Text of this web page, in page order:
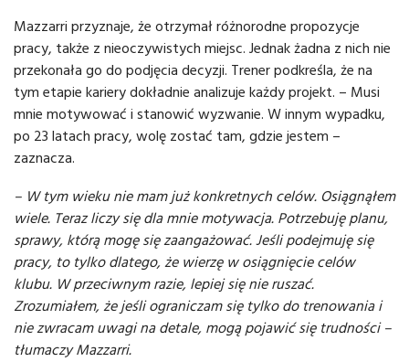
Mazzarri przyznaje, że otrzymał różnorodne propozycje
pracy, także z nieoczywistych miejsc. Jednak żadna z nich nie
przekonała go do podjęcia decyzji. Trener podkreśla, że na
tym etapie kariery dokładnie analizuje każdy projekt. – Musi
mnie motywować i stanowić wyzwanie. W innym wypadku,
po 23 latach pracy, wolę zostać tam, gdzie jestem –
zaznacza.
– W tym wieku nie mam już konkretnych celów. Osiągnąłem
wiele. Teraz liczy się dla mnie motywacja. Potrzebuję planu,
sprawy, którą mogę się zaangażować. Jeśli podejmuję się
pracy, to tylko dlatego, że wierzę w osiągnięcie celów
klubu. W przeciwnym razie, lepiej się nie ruszać.
Zrozumiałem, że jeśli ograniczam się tylko do trenowania i
nie zwracam uwagi na detale, mogą pojawić się trudności –
tłumaczy Mazzarri.